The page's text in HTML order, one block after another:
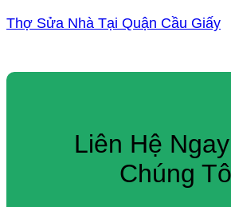
Thợ Sửa Nhà Tại Quận Cầu Giấy
Liên Hệ
Chúng